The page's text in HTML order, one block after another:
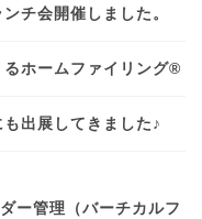
チ会開催しました。
ホームファイリング®
出展してきました♪
ー管理（バーチカルフ